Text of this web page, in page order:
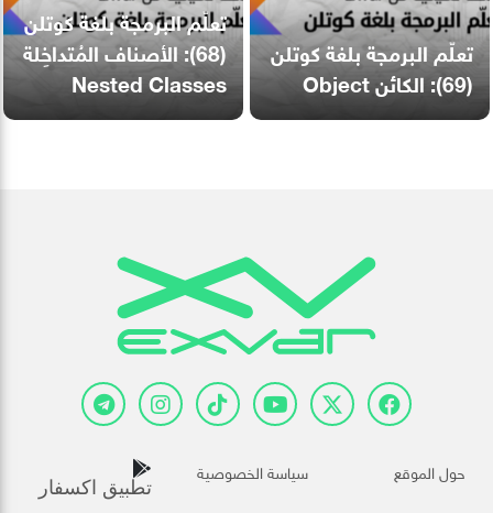
تعلّم البرمجة بلغة كوتلن
(69): الكائن Object
تعلّم البرمجة بلغة كوتلن
(68): الأصناف المُتداخِلة
Nested Classes
حول الموقع سياسة الخصوصية
تطبيق اكسفار